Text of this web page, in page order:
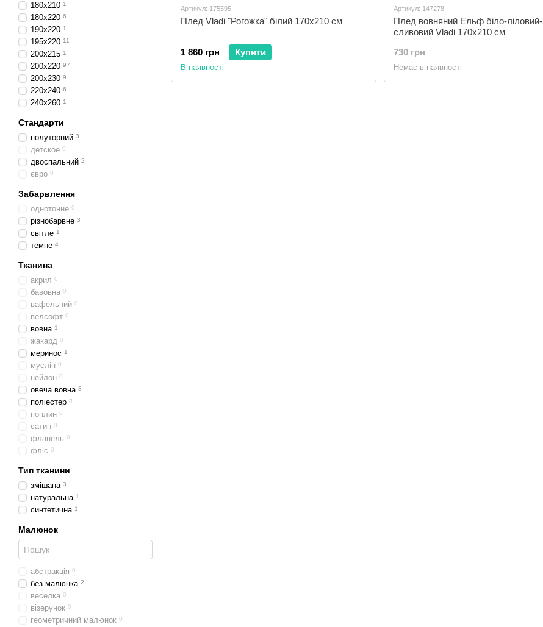
Артикул: 175595
Плед Vladi "Рогожка" білий 170х210 см
1 860 грн Купити
В наявності
Артикул: 147278
Плед вовняний Ельф біло-ліловий-
сливовий Vladi 170x210 см
730 грн
Немає в наявності
180x210 1
180x220 6
190x220 1
195x220 11
200x215 1
200x220 97
200x230 9
220x240 6
240x260 1
Стандарти
полуторний 3
детское 0
двоспальний 2
євро 0
Забарвлення
однотонне 0
різнобарвне 3
світле 1
темне 4
Тканина
акрил 0
бавовна 0
вафельний 0
велсофт 0
вовна 1
жакард 0
меринос 1
муслін 0
нейлон 0
овеча вовна 3
поліестер 4
поплин 0
сатин 0
фланель 0
фліс 0
Тип тканини
змішана 3
натуральна 1
синтетична 1
Малюнок
абстракція 0
без малюнка 2
веселка 0
візерунок 0
геометричний малюнок 0